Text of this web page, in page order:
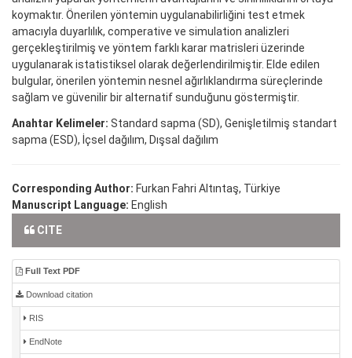
koymaktır. Önerilen yöntemin uygulanabilirliğini test etmek
amacıyla duyarlılık, comperative ve simulation analizleri
gerçekleştirilmiş ve yöntem farklı karar matrisleri üzerinde
uygulanarak istatistiksel olarak değerlendirilmiştir. Elde edilen
bulgular, önerilen yöntemin nesnel ağırlıklandırma süreçlerinde
sağlam ve güvenilir bir alternatif sunduğunu göstermiştir.
Anahtar Kelimeler: Standard sapma (SD), Genişletilmiş standart
sapma (ESD), İçsel dağılım, Dışsal dağılım
Corresponding Author: Furkan Fahri Altıntaş, Türkiye
Manuscript Language: English
CITE
Full Text PDF
Download citation
RIS
EndNote